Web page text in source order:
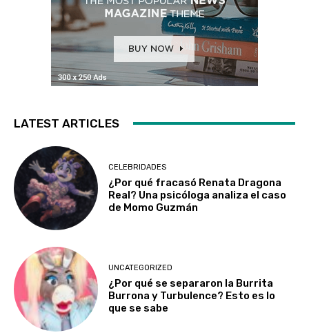
LATEST ARTICLES
CELEBRIDADES
¿Por qué fracasó Renata Dragona
Real? Una psicóloga analiza el caso
de Momo Guzmán
UNCATEGORIZED
¿Por qué se separaron la Burrita
Burrona y Turbulence? Esto es lo
que se sabe